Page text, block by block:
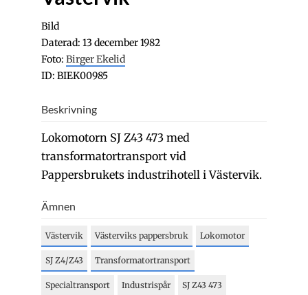
Bild
Daterad: 13 december 1982
Foto: Birger Ekelid
ID: BIEK00985
Beskrivning
Lokomotorn SJ Z43 473 med
transformatortransport vid
Pappersbrukets industrihotell i Västervik.
Ämnen
Västervik Västerviks pappersbruk Lokomotor
SJ Z4/Z43 Transformatortransport
Specialtransport Industrispår SJ Z43 473